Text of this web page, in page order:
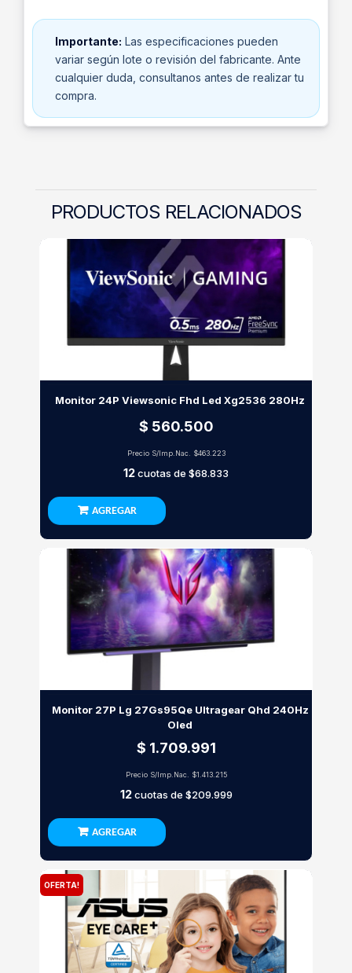
Importante: Las especificaciones pueden
variar según lote o revisión del fabricante. Ante
cualquier duda, consultanos antes de realizar tu
compra.
PRODUCTOS RELACIONADOS
Monitor 24P Viewsonic Fhd Led Xg2536 280Hz
$ 560.500
Precio S/Imp.Nac. $463.223
12cuotas de $68.833
AGREGAR
Monitor 27P Lg 27Gs95Qe Ultragear Qhd 240Hz
Oled
$ 1.709.991
Precio S/Imp.Nac. $1.413.215
12cuotas de $209.999
AGREGAR
OFERTA!